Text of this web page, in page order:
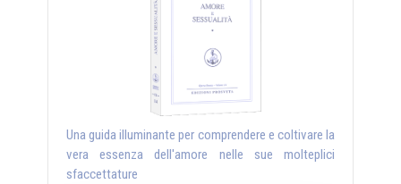
Una guida illuminante per comprendere e coltivare la
vera essenza dell'amore nelle sue molteplici
sfaccettature